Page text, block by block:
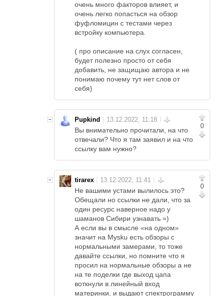
очень много факторов влияет, и
очень легко попасться на обзор
фуфломицин с тестами через
встройку компьютера.
( про описание на слух согласен,
будет полезно просто от себя
добавить, не защищаю автора и не
понимаю почему тут нет слов от
себя)
0
Pupkind
Вы внимательно прочитали, на что
отвечали? Что я там заявил и на что
ссылку вам нужно?
0
tirarex
Не вашими устами вылилось это?
Обещали но ссылки не дали, что за
один ресурс наверное надо у
шаманов Сибири узнавать =)
А если вы в смысле «на одном»
значит на Mysku есть обзоры с
нормальными замерами, то тоже
давайте ссылки, но помните что я
просил на нормальные обзоры а не
на те поделки где выход цапа
воткнули в линейный вход
материнки, и выдают спектрограмму